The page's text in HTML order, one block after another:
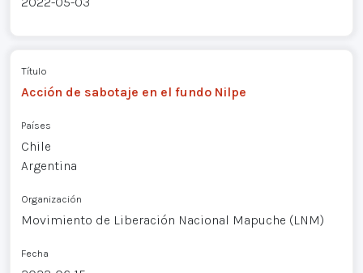
Título
Acción de sabotaje en el fundo Nilpe
Países
Chile
Argentina
Organización
Movimiento de Liberación Nacional Mapuche (LNM)
Fecha